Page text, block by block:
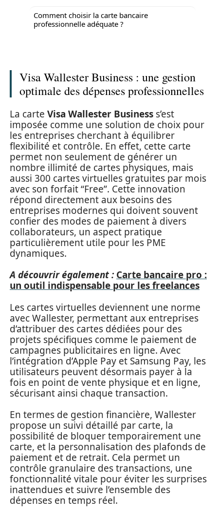
Comment choisir la carte bancaire
professionnelle adéquate ?
Visa Wallester Business : une gestion
optimale des dépenses professionnelles
La carte Visa Wallester Business s’est
imposée comme une solution de choix pour
les entreprises cherchant à équilibrer
flexibilité et contrôle. En effet, cette carte
permet non seulement de générer un
nombre illimité de cartes physiques, mais
aussi 300 cartes virtuelles gratuites par mois
avec son forfait “Free”. Cette innovation
répond directement aux besoins des
entreprises modernes qui doivent souvent
confier des modes de paiement à divers
collaborateurs, un aspect pratique
particulièrement utile pour les PME
dynamiques.
A découvrir également : Carte bancaire pro :
un outil indispensable pour les freelances
Les cartes virtuelles deviennent une norme
avec Wallester, permettant aux entreprises
d’attribuer des cartes dédiées pour des
projets spécifiques comme le paiement de
campagnes publicitaires en ligne. Avec
l’intégration d’Apple Pay et Samsung Pay, les
utilisateurs peuvent désormais payer à la
fois en point de vente physique et en ligne,
sécurisant ainsi chaque transaction.
En termes de gestion financière, Wallester
propose un suivi détaillé par carte, la
possibilité de bloquer temporairement une
carte, et la personnalisation des plafonds de
paiement et de retrait. Cela permet un
contrôle granulaire des transactions, une
fonctionnalité vitale pour éviter les surprises
inattendues et suivre l’ensemble des
dépenses en temps réel.